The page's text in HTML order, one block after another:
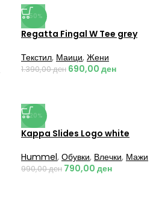
-50%
Regatta Fingal W Tee grey
Текстил, Маици, Жени
1.390,00ден 690,00 ден
-20%
Kappa Slides Logo white
Hummel, Обувки, Влечки, Мажи
990,00ден 790,00 ден